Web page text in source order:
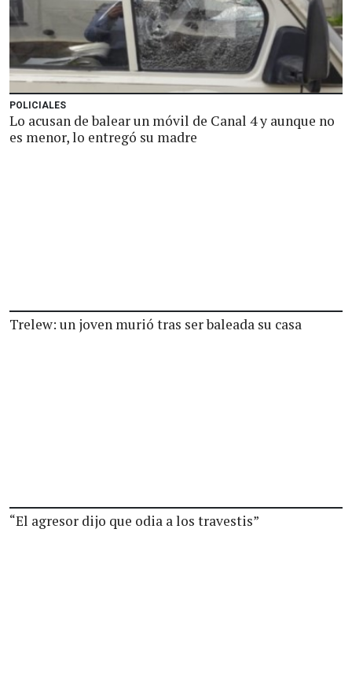
POLICIALES
Lo acusan de balear un móvil de Canal 4 y aunque no
es menor, lo entregó su madre
Trelew: un joven murió tras ser baleada su casa
“El agresor dijo que odia a los travestis”